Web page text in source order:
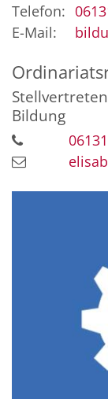
Telefon:
E-Mail:
Bildung